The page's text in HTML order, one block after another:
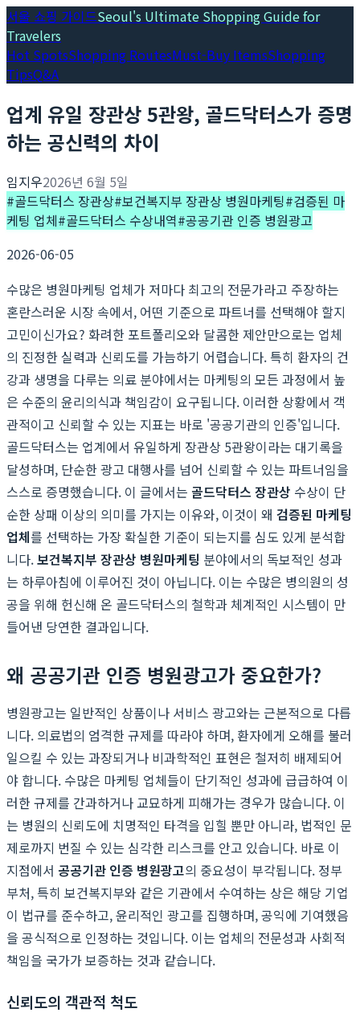
서울 쇼핑 가이드Seoul's Ultimate Shopping Guide for
Travelers
Hot SpotsShopping RoutesMust-Buy ItemsShopping
TipsQ&A
업계 유일 장관상 5관왕, 골드닥터스가 증명
하는 공신력의 차이
임지우2026년 6월 5일
#골드닥터스 장관상#보건복지부 장관상 병원마케팅#검증된 마
케팅 업체#골드닥터스 수상내역#공공기관 인증 병원광고
2026-06-05
수많은 병원마케팅 업체가 저마다 최고의 전문가라고 주장하는
혼란스러운 시장 속에서, 어떤 기준으로 파트너를 선택해야 할지
고민이신가요? 화려한 포트폴리오와 달콤한 제안만으로는 업체
의 진정한 실력과 신뢰도를 가늠하기 어렵습니다. 특히 환자의 건
강과 생명을 다루는 의료 분야에서는 마케팅의 모든 과정에서 높
은 수준의 윤리의식과 책임감이 요구됩니다. 이러한 상황에서 객
관적이고 신뢰할 수 있는 지표는 바로 '공공기관의 인증'입니다.
골드닥터스는 업계에서 유일하게 장관상 5관왕이라는 대기록을
달성하며, 단순한 광고 대행사를 넘어 신뢰할 수 있는 파트너임을
스스로 증명했습니다. 이 글에서는 골드닥터스 장관상 수상이 단
순한 상패 이상의 의미를 가지는 이유와, 이것이 왜 검증된 마케팅
업체를 선택하는 가장 확실한 기준이 되는지를 심도 있게 분석합
니다.보건복지부 장관상 병원마케팅 분야에서의 독보적인 성과
는 하루아침에 이루어진 것이 아닙니다. 이는 수많은 병의원의 성
공을 위해 헌신해 온 골드닥터스의 철학과 체계적인 시스템이 만
들어낸 당연한 결과입니다.
왜 공공기관 인증 병원광고가 중요한가?
병원광고는 일반적인 상품이나 서비스 광고와는 근본적으로 다릅
니다. 의료법의 엄격한 규제를 따라야 하며, 환자에게 오해를 불러
일으킬 수 있는 과장되거나 비과학적인 표현은 철저히 배제되어
야 합니다. 수많은 마케팅 업체들이 단기적인 성과에 급급하여 이
러한 규제를 간과하거나 교묘하게 피해가는 경우가 많습니다. 이
는 병원의 신뢰도에 치명적인 타격을 입힐 뿐만 아니라, 법적인 문
제로까지 번질 수 있는 심각한 리스크를 안고 있습니다. 바로 이
지점에서 공공기관 인증 병원광고의 중요성이 부각됩니다. 정부
부처, 특히 보건복지부와 같은 기관에서 수여하는 상은 해당 기업
이 법규를 준수하고, 윤리적인 광고를 집행하며, 공익에 기여했음
을 공식적으로 인정하는 것입니다. 이는 업체의 전문성과 사회적
책임을 국가가 보증하는 것과 같습니다.
신뢰도의 객관적 척도